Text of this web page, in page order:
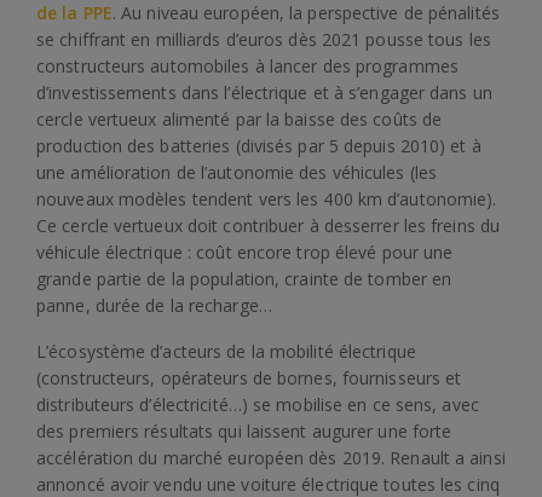
de la PPE. Au niveau européen, la perspective de pénalités
se chiffrant en milliards d’euros dès 2021 pousse tous les
constructeurs automobiles à lancer des programmes
d’investissements dans l’électrique et à s’engager dans un
cercle vertueux alimenté par la baisse des coûts de
production des batteries (divisés par 5 depuis 2010) et à
une amélioration de l’autonomie des véhicules (les
nouveaux modèles tendent vers les 400 km d’autonomie).
Ce cercle vertueux doit contribuer à desserrer les freins du
véhicule électrique : coût encore trop élevé pour une
grande partie de la population, crainte de tomber en
panne, durée de la recharge…
L’écosystème d’acteurs de la mobilité électrique
(constructeurs, opérateurs de bornes, fournisseurs et
distributeurs d’électricité…) se mobilise en ce sens, avec
des premiers résultats qui laissent augurer une forte
accélération du marché européen dès 2019. Renault a ainsi
annoncé avoir vendu une voiture électrique toutes les cinq